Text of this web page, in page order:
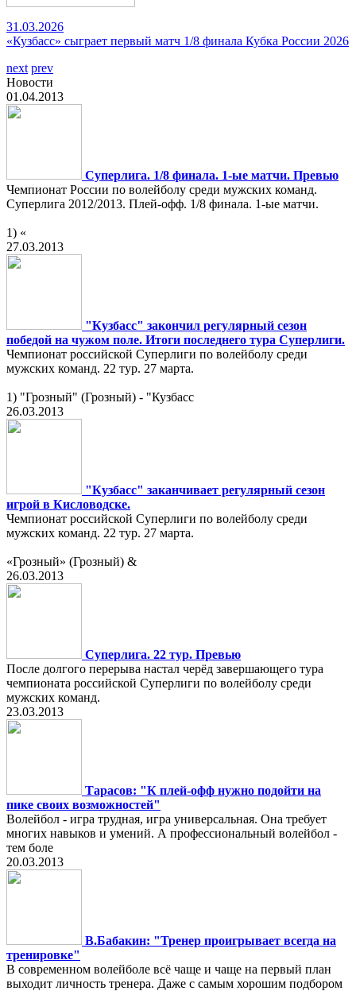
31.03.2026
«Кузбасс» сыграет первый матч 1/8 финала Кубка России 2026
next prev
Новости
01.04.2013
Суперлига. 1/8 финала. 1-ые матчи. Превью
Чемпионат России по волейболу среди мужских команд.
Суперлига 2012/2013. Плей-офф. 1/8 финала. 1-ые матчи.
1) «
27.03.2013
"Кузбасс" закончил регулярный сезон
победой на чужом поле. Итоги последнего тура Суперлиги.
Чемпионат российской Суперлиги по волейболу среди
мужских команд. 22 тур. 27 марта.
1) "Грозный" (Грозный) - "Кузбасс
26.03.2013
"Кузбасс" заканчивает регулярный сезон
игрой в Кисловодске.
Чемпионат российской Суперлиги по волейболу среди
мужских команд. 22 тур. 27 марта.
«Грозный» (Грозный) &
26.03.2013
Суперлига. 22 тур. Превью
После долгого перерыва настал черёд завершающего тура
чемпионата российской Суперлиги по волейболу среди
мужских команд.
23.03.2013
Тарасов: "К плей-офф нужно подойти на
пике своих возможностей"
Волейбол - игра трудная, игра универсальная. Она требует
многих навыков и умений. А профессиональный волейбол -
тем боле
20.03.2013
В.Бабакин: "Тренер проигрывает всегда на
тренировке"
В современном волейболе всё чаще и чаще на первый план
выходит личность тренера. Даже с самым хорошим подбором